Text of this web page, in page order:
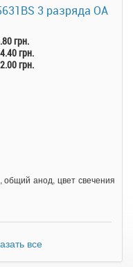
3 разряда ОА
грн.
грн.
грн.
общий анод, цвет свечения
все